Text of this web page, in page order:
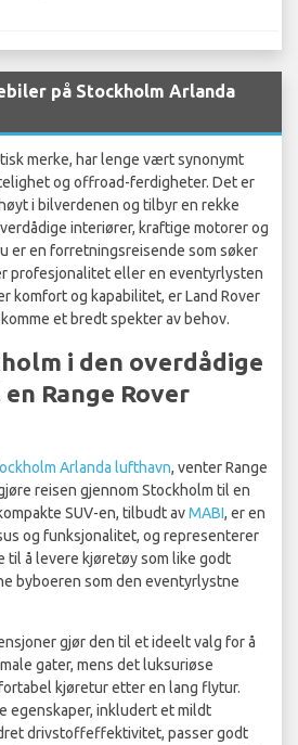
på Stockholm Arlanda
merke, har lenge vært synonymt
og offroad-ferdigheter. Det er
i bilverdenen og tilbyr en rekke
interiører, kraftige motorer og
er en forretningsreisende som søker
profesjonalitet eller en eventyrlysten
komfort og kapabilitet, er Land Rover
et bredt spekter av behov.
i den overdådige
Range Rover
Arlanda lufthavn, venter Range
reisen gjennom Stockholm til en
SUV-en, tilbudt avMABI, er en
og funksjonalitet, og representerer
til å levere kjøretøy som like godt
byboeren som den eventyrlystne
gjør den til et ideelt valg for å
gater, mens det luksuriøse
kjøretur etter en lang flytur.
egenskaper, inkludert et mildt
drivstoffeffektivitet, passer godt